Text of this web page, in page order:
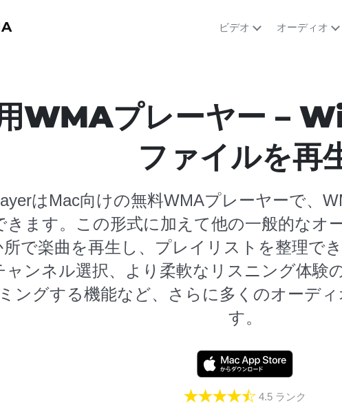
ビデオ オーディオ
WMAプレーヤー –
ファイルを再
はMac向けの無料WMAプレーヤーで、
きます。この形式に加えて他の一般的なオ
で楽曲を再生し、プレイリストを整理で
ャンネル選択、より柔軟なリスニング体験
ングする機能など、さらに多くのオーデ
す。
4.5 ランク